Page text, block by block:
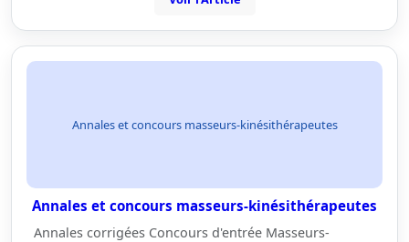
Annales et concours masseurs-kinésithérapeutes
Annales et concours masseurs-kinésithérapeutes
Annales corrigées Concours d'entrée Masseurs-